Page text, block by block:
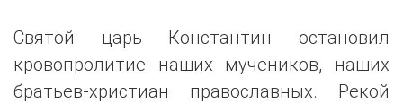
Святой царь Константин остановил
кровопролитие наших мучеников, наших
братьев-христиан православных. Рекой